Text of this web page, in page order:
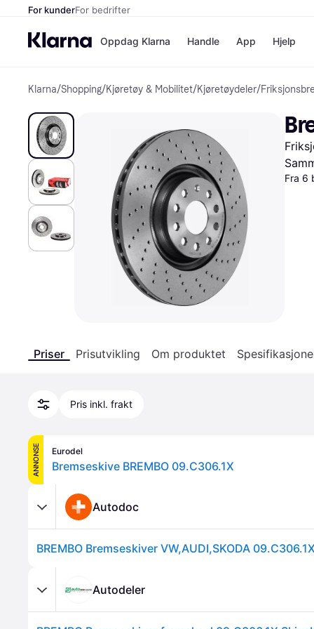
For kunderFor bedrifter
Oppdag Klarna
Betal nå
Betal i 3
Betal innen
Finansiering
Handle
Butikker
App Hjelp
Klarna/Shopping/Kjøretøy & Mobilitet/Kjøretøydeler/
Fra 6
Priser Prisutvikling Om produktet
Pris inkl. frakt
ANNONSE Eurodel
Bremseskive BREMBO 09.C306.1X
Autodoc
Autodeler